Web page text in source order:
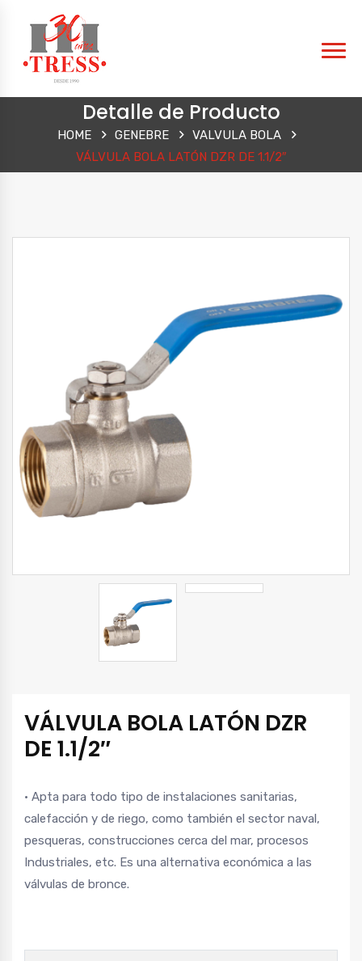
Detalle de Producto
HOME GENEBRE
VALVULA BOLA
VÁLVULA BOLA LATÓN DZR DE 1.1/2″
VÁLVULA BOLA LATÓN DZR
DE 1.1/2″
• Apta para todo tipo de instalaciones sanitarias,
calefacción y de riego, como también el sector naval,
pesqueras, construcciones cerca del mar, procesos
Industriales, etc. Es una alternativa económica a las
válvulas de bronce.